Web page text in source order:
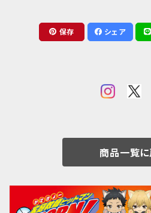
保存 シェア
商品一覧に